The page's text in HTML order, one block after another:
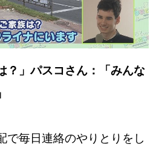
？」パスコさん：「みんな
で毎日連絡のやりとりをし